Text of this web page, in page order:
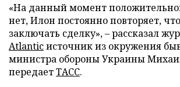
«На данный момент
нет, Илон постоянно повторяет,
заключать сделку», – рассказал
Atlanticисточник из окружения
министра обороны Украины
передаетТАСС.